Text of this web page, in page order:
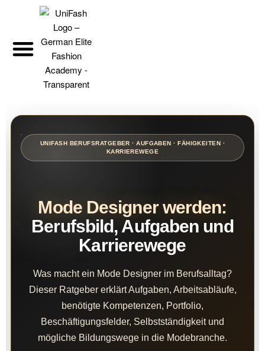
UNIFASH BERUFSRATGEBER · AUFGABEN · FÄHIGKEITEN ·
KARRIEREWEGE
Mode Designer werden:
Berufsbild, Aufgaben und
Karrierewege
Was macht ein Mode Designer im Berufsalltag?
Dieser Ratgeber erklärt Aufgaben, Arbeitsabläufe,
benötigte Kompetenzen, Portfolio,
Beschäftigungsfelder, Selbstständigkeit und
mögliche Bildungswege in die Modebranche.